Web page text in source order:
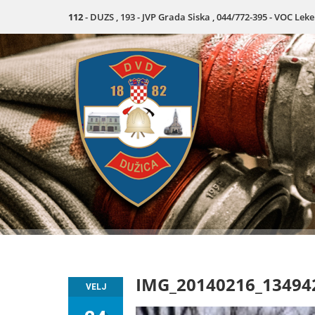
112- DUZS , 193 - JVP Grada Siska , 044/772-395 - VOC
VELJ